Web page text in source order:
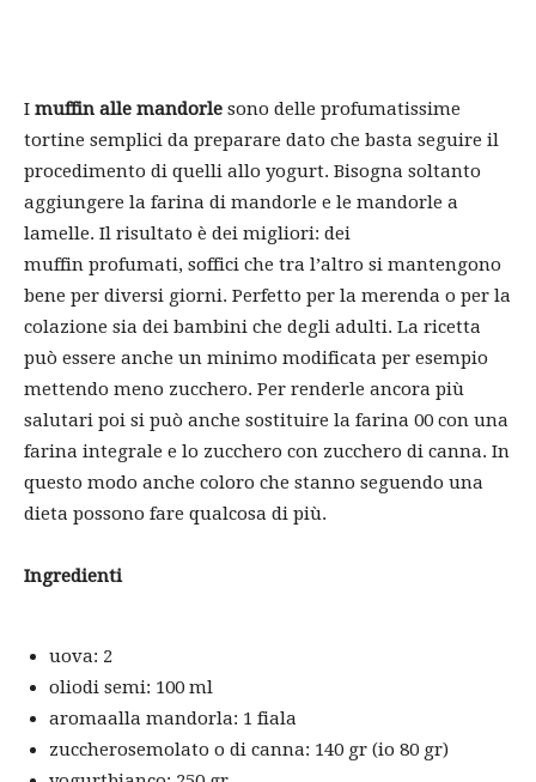
I muffin alle mandorle sono delle profumatissime
tortine semplici da preparare dato che basta seguire il
procedimento di quelli allo yogurt. Bisogna soltanto
aggiungere la farina di mandorle e le mandorle a
lamelle. Il risultato è dei migliori: dei
muffin profumati, soffici che tra l’altro si mantengono
bene per diversi giorni. Perfetto per la merenda o per la
colazione sia dei bambini che degli adulti. La ricetta
può essere anche un minimo modificata per esempio
mettendo meno zucchero. Per renderle ancora più
salutari poi si può anche sostituire la farina 00 con una
farina integrale e lo zucchero con zucchero di canna. In
questo modo anche coloro che stanno seguendo una
dieta possono fare qualcosa di più.
Ingredienti
uova: 2
oliodi semi: 100 ml
aromaalla mandorla: 1 fiala
zuccherosemolato o di canna: 140 gr (io 80 gr)